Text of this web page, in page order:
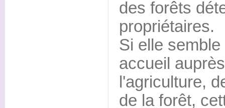
des forêts
propriétaires.
Si elle
accueil
l'agriculture,
de la forêt,